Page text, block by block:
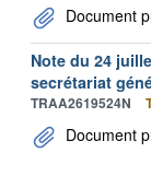
Document
Note du 24
secrétariat
TRAA2619524N
Document